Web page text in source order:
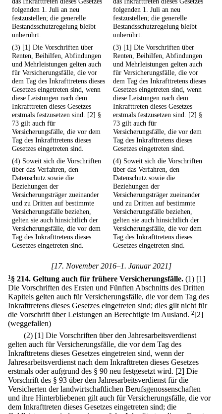
folgenden 1. Juli an neu
festzustellen; die generelle
Bestandsschutzregelung bleibt
unberührt.
folgenden 1. Juli an neu
festzustellen; die generelle
Bestandsschutzregelung bleibt
unberührt.
(3) [1] Die Vorschriften über
Renten, Beihilfen, Abfindungen
und Mehrleistungen gelten auch
für Versicherungsfälle, die vor
dem Tag des Inkrafttretens dieses
Gesetzes eingetreten sind, wenn
diese Leistungen nach dem
Inkrafttreten dieses Gesetzes
erstmals festzusetzen sind. [2] §
73 gilt auch für
Versicherungsfälle, die vor dem
Tag des Inkrafttretens dieses
Gesetzes eingetreten sind.
(3) [1] Die Vorschriften über
Renten, Beihilfen, Abfindungen
und Mehrleistungen gelten auch
für Versicherungsfälle, die vor
dem Tag des Inkrafttretens dieses
Gesetzes eingetreten sind, wenn
diese Leistungen nach dem
Inkrafttreten dieses Gesetzes
erstmals festzusetzen sind. [2] §
73 gilt auch für
Versicherungsfälle, die vor dem
Tag des Inkrafttretens dieses
Gesetzes eingetreten sind.
(4) Soweit sich die Vorschriften
über das Verfahren, den
Datenschutz sowie die
Beziehungen der
Versicherungsträger zueinander
und zu Dritten auf bestimmte
Versicherungsfälle beziehen,
gelten sie auch hinsichtlich der
Versicherungsfälle, die vor dem
Tag des Inkrafttretens dieses
Gesetzes eingetreten sind.
(4) Soweit sich die Vorschriften
über das Verfahren, den
Datenschutz sowie die
Beziehungen der
Versicherungsträger zueinander
und zu Dritten auf bestimmte
Versicherungsfälle beziehen,
gelten sie auch hinsichtlich der
Versicherungsfälle, die vor dem
Tag des Inkrafttretens dieses
Gesetzes eingetreten sind.
[17. November 2016–1. Januar 2021]
1§ 214. Geltung auch für frühere Versicherungsfälle. (1) [1]
Die Vorschriften des Ersten und Fünften Abschnitts des Dritten
Kapitels gelten auch für Versicherungsfälle, die vor dem Tag des
Inkrafttretens dieses Gesetzes eingetreten sind; dies gilt nicht für
die Vorschrift über Leistungen an Berechtigte im Ausland. 2[2]
(weggefallen)
(2) [1] Die Vorschriften über den Jahresarbeitsverdienst
gelten auch für Versicherungsfälle, die vor dem Tag des
Inkrafttretens dieses Gesetzes eingetreten sind, wenn der
Jahresarbeitsverdienst nach dem Inkrafttreten dieses Gesetzes
erstmals oder aufgrund des § 90 neu festgesetzt wird. [2] Die
Vorschrift des § 93 über den Jahresarbeitsverdienst für die
Versicherten der landwirtschaftlichen Berufsgenossenschaften
und ihre Hinterbliebenen gilt auch für Versicherungsfälle, die vor
dem Inkrafttreten dieses Gesetzes eingetreten sind; die